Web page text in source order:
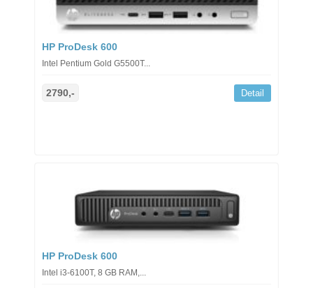
HP ProDesk 600
Intel Pentium Gold G5500T...
2790,- Detail
HP ProDesk 600
Intel i3-6100T, 8 GB RAM,...